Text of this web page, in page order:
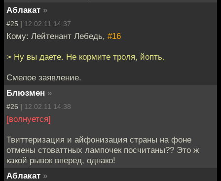
Аблакат »
#25 | 12.02.11 14:37
Кому: Лейтенант Лебедь, #16
> Ну вы даете. Не кормите троля, йопть.
Смелое заявление.
Блюзмен »
#26 | 12.02.11 14:38
[волнуется]
Твиттеризация и айфонизация страны на фоне
отмены стоваттных лампочек посчитаны?? Это ж
какой рывок вперед, однако!
Аблакат »